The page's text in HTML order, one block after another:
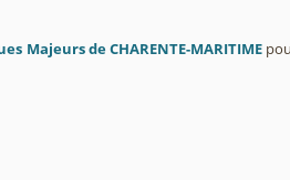
Majeurs de CHARENTE-MARITIME